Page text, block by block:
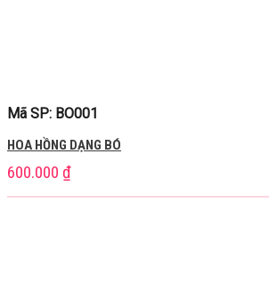
Mã SP: BO001
HOA HỒNG DẠNG BÓ
600.000 ₫